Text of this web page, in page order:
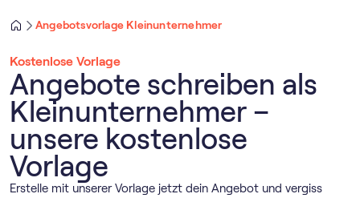
Angebotsvorlage Kleinunternehmer
Kostenlose Vorlage
Angebote schreiben als
Kleinunternehmer –
unsere kostenlose
Vorlage
Erstelle mit unserer Vorlage jetzt dein Angebot und vergiss